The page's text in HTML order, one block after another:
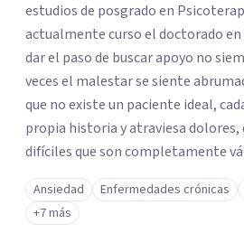
estudios de posgrado en
actualmente curso el doctorado en
dar el paso de buscar apoyo no
veces el malestar se siente
que no existe un paciente ideal,
propia historia y atraviesa dolores,
difíciles que son completamente
intención es ofrecerte un espacio
que sientas la confianza para
daremos el tiempo de ir
Ansiedad Enfermedades crónicas
+7 más